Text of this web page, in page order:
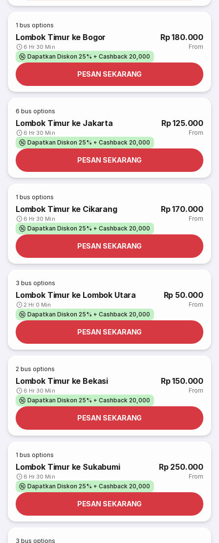
1 bus options
Lombok Timur ke Bogor
6 Hr 30 Min
Rp 180.000
From
Dapatkan Diskon 25% + Cashback 20,000
PESAN SEKARANG
6 bus options
Lombok Timur ke Jakarta
6 Hr 30 Min
Rp 125.000
From
Dapatkan Diskon 25% + Cashback 20,000
PESAN SEKARANG
1 bus options
Lombok Timur ke Cikarang
6 Hr 30 Min
Rp 170.000
From
Dapatkan Diskon 25% + Cashback 20,000
PESAN SEKARANG
3 bus options
Lombok Timur ke Lombok Utara
2 Hr 0 Min
Rp 50.000
From
Dapatkan Diskon 25% + Cashback 20,000
PESAN SEKARANG
2 bus options
Lombok Timur ke Bekasi
6 Hr 30 Min
Rp 150.000
From
Dapatkan Diskon 25% + Cashback 20,000
PESAN SEKARANG
1 bus options
Lombok Timur ke Sukabumi
6 Hr 30 Min
Rp 250.000
From
Dapatkan Diskon 25% + Cashback 20,000
PESAN SEKARANG
3 bus options